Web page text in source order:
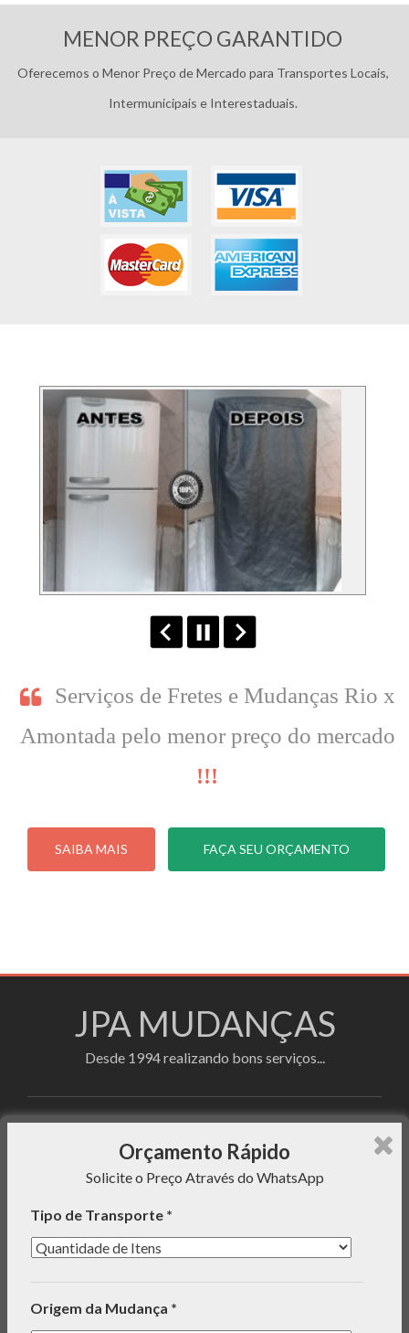
MENOR PREÇO GARANTIDO
Oferecemos o Menor Preço de Mercado para Transportes Locais,
Intermunicipais e Interestaduais.
Serviços de Fretes e Mudanças Rio x
Amontada pelo menor preço do mercado
!!!
SAIBA MAIS FAÇA SEU ORÇAMENTO
JPA MUDANÇAS
Desde 1994 realizando bons serviços...
orçamento rápido e enviaremos uma mensagem com o
preço do serviço para seu WhatsApp!
INFORMAÇÕES
Orçamento Rápido
Solicite o Preço Através do WhatsApp
Tipo de Transporte *
Origem da Mudança *